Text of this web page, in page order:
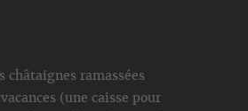
châtaignes ramassées
(une caisse pour